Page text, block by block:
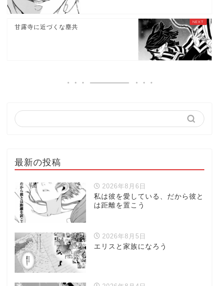
甘露寺に近づくな塵共
最新の投稿
2026年8月6日
私は彼を愛している、だから彼と
は距離を置こう
2026年8月5日
エリスと家族になろう